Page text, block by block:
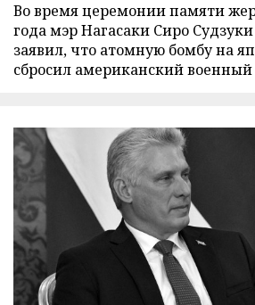
Во время церемонии памяти
года мэр Нагасаки Сиро
заявил, что атомную бомбу на
сбросил американский военный